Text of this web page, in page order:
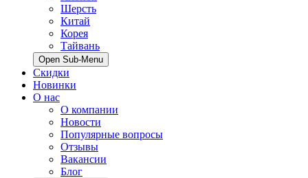
Шерсть
Китай
Корея
Тайвань
Open Sub-Menu
Скидки
Новинки
О нас
О компании
Новости
Популярные вопросы
Отзывы
Вакансии
Блог